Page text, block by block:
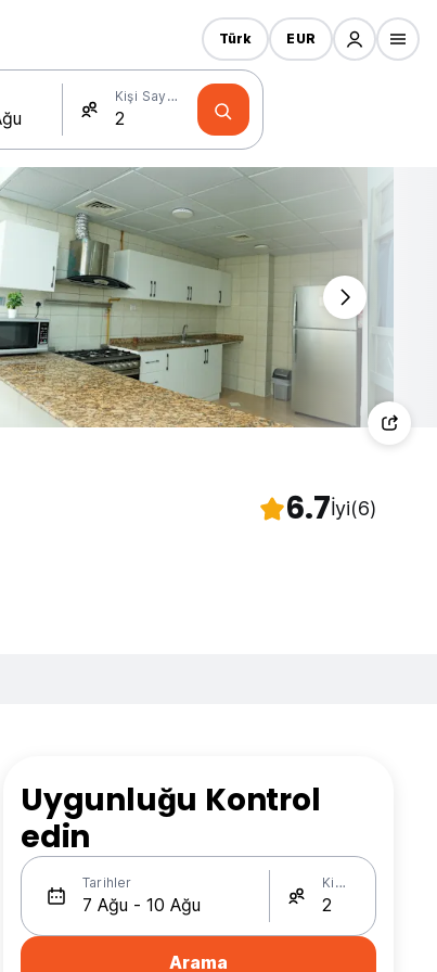
Kişi Sayısı
Türk EUR
6.7İyi(6)
Uygunluğu Kontrol
edin
Tarihler Kişi Sayısı
Arama